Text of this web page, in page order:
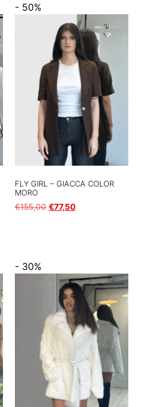
- 50%
FLY GIRL – GIACCA COLOR
MORO
€155,00 €77,50
- 30%